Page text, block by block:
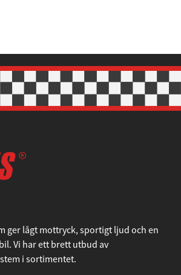
Avvisa
ger lågt mottryck, sportigt ljud och en
Vi har ett brett utbud av
i sortimentet.